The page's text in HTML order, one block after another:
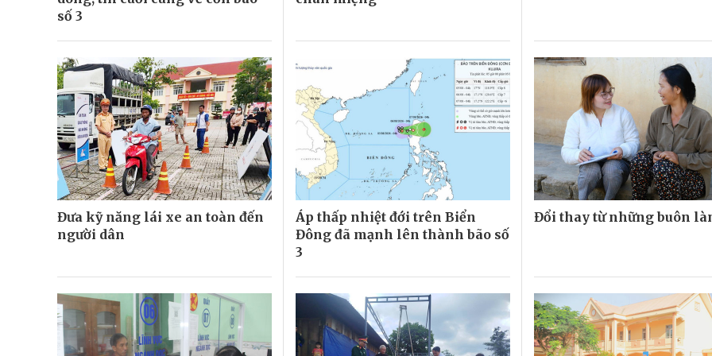
số 3
Đưa kỹ năng lái xe an toàn đến
người dân
Áp thấp nhiệt đới trên Biển
Đông đã mạnh lên thành bão số
3
Đổi thay từ những buôn